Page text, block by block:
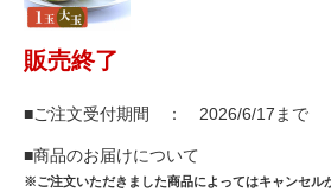
販売終了
■ご注文受付期間 ： 2026/6/17まで
■商品のお届けについて
※ご注文いただきました商品によってはキャンセル